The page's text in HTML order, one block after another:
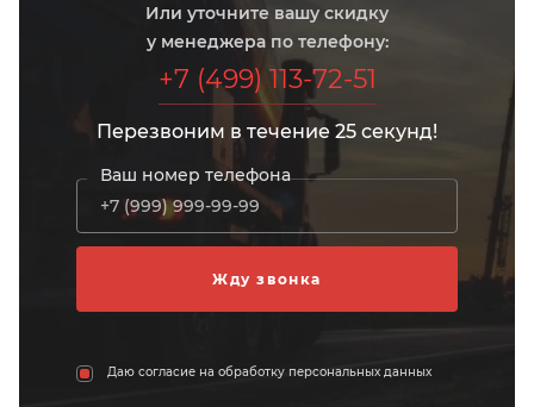
Или уточните вашу скидку
у менеджера по телефону:
+7 (499) 113-72-51
Перезвоним в течение 25 секунд!
Ваш номер телефона
Даю согласие на обработку персональных данных